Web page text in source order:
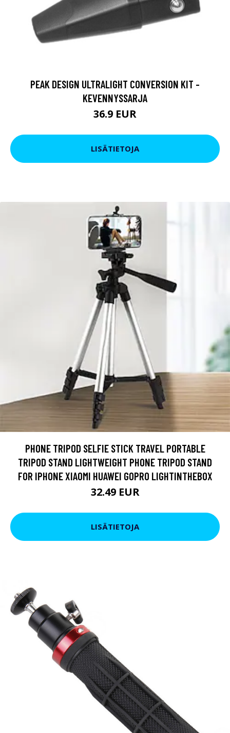
PEAK DESIGN ULTRALIGHT CONVERSION KIT -
KEVENNYSSARJA
36.9 EUR
LISÄTIETOJA
PHONE TRIPOD SELFIE STICK TRAVEL PORTABLE
TRIPOD STAND LIGHTWEIGHT PHONE TRIPOD STAND
FOR IPHONE XIAOMI HUAWEI GOPRO LIGHTINTHEBOX
32.49 EUR
LISÄTIETOJA